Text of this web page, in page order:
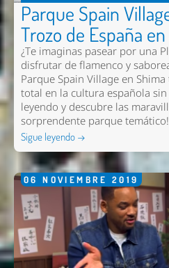
Parque Spain
Trozo de España
¿Te imaginas pasear por una
disfrutar de flamenco y
Parque Spain Village en
total en la cultura española sin
leyendo y descubre las
sorprendente parque temático!
Sigue leyendo →
06 NOVIEMBRE 2019